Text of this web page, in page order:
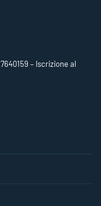
– Iscrizione al